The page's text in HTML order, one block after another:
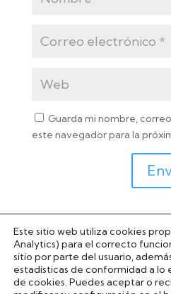
Guarda mi nombre,
este navegador para la
© 2024 AZA Logistics. All
Este sitio web utiliza cookies
Analytics) para el correcto
sitio por parte del usuario,
estadísticas de conformidad a lo
de cookies. Puedes aceptar o